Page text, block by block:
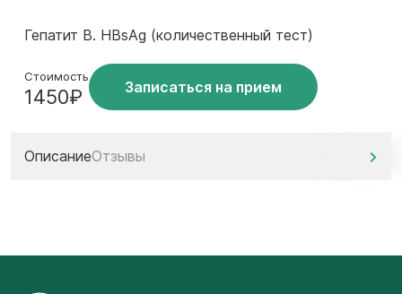
Гепатит В. HBsAg (количественный тест)
Стоимость
1450₽ Записаться на прием
ОписаниеОтзывы